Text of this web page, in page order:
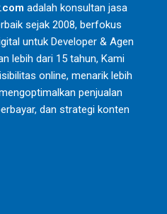
adalah konsultan jasa
sejak 2008, berfokus
untuk Developer & Agen
lebih dari 15 tahun, Kami
online, menarik lebih
penjualan
dan strategi konten